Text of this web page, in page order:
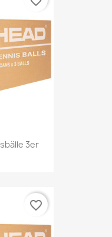
3er
favorite_border